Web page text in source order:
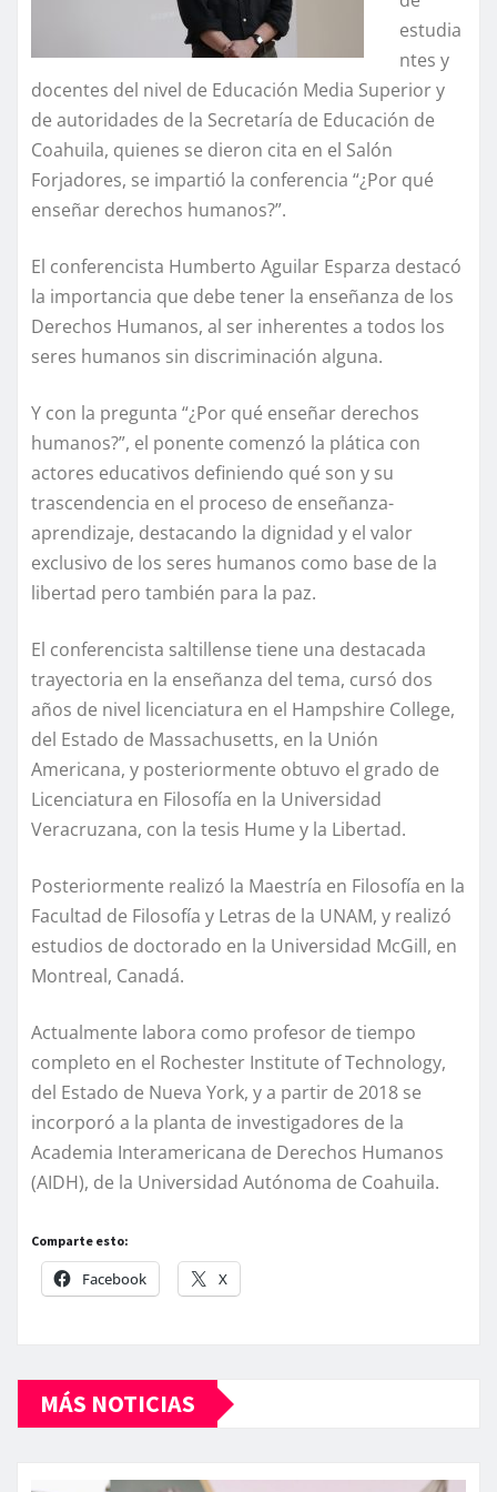
estudia
ntes y
docentes del nivel de Educación Media Superior y
de autoridades de la Secretaría de Educación de
Coahuila, quienes se dieron cita en el Salón
Forjadores, se impartió la conferencia “¿Por qué
enseñar derechos humanos?”.
El conferencista Humberto Aguilar Esparza destacó
la importancia que debe tener la enseñanza de los
Derechos Humanos, al ser inherentes a todos los
seres humanos sin discriminación alguna.
Y con la pregunta “¿Por qué enseñar derechos
humanos?”, el ponente comenzó la plática con
actores educativos definiendo qué son y su
trascendencia en el proceso de enseñanza-
aprendizaje, destacando la dignidad y el valor
exclusivo de los seres humanos como base de la
libertad pero también para la paz.
El conferencista saltillense tiene una destacada
trayectoria en la enseñanza del tema, cursó dos
años de nivel licenciatura en el Hampshire College,
del Estado de Massachusetts, en la Unión
Americana, y posteriormente obtuvo el grado de
Licenciatura en Filosofía en la Universidad
Veracruzana, con la tesis Hume y la Libertad.
Posteriormente realizó la Maestría en Filosofía en la
Facultad de Filosofía y Letras de la UNAM, y realizó
estudios de doctorado en la Universidad McGill, en
Montreal, Canadá.
Actualmente labora como profesor de tiempo
completo en el Rochester Institute of Technology,
del Estado de Nueva York, y a partir de 2018 se
incorporó a la planta de investigadores de la
Academia Interamericana de Derechos Humanos
(AIDH), de la Universidad Autónoma de Coahuila.
Comparte esto:
Facebook X
MÁS NOTICIAS